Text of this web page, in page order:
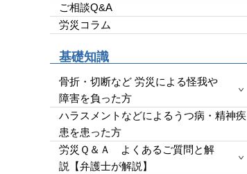
ご相談Q&A
労災コラム
基礎知識
骨折・切断など 労災による怪我や
障害を負った方
ハラスメントなどによるうつ病・精神疾
患を患った方
労災Ｑ＆Ａ よくあるご質問と解
説【弁護士が解説】